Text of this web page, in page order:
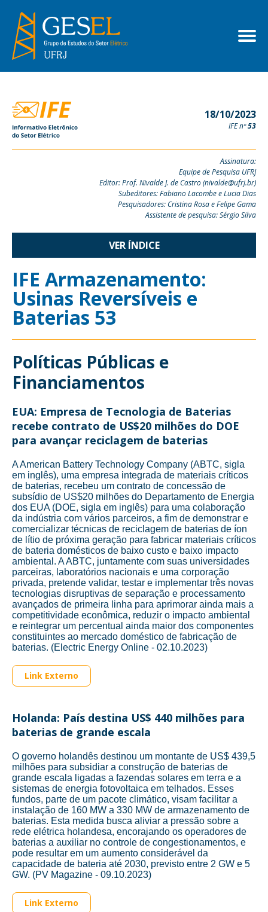
18/10/2023
IFE nº53
Assinatura:
Equipe de Pesquisa UFRJ
Editor: Prof. Nivalde J. de Castro (nivalde@ufrj.br)
Subeditores: Fabiano Lacombe e Lucia Dias
Pesquisadores: Cristina Rosa e Felipe Gama
Assistente de pesquisa: Sérgio Silva
VER ÍNDICE
IFE Armazenamento:
Usinas Reversíveis e
Baterias 53
Políticas Públicas e
Financiamentos
EUA: Empresa de Tecnologia de Baterias
recebe contrato de US$20 milhões do DOE
para avançar reciclagem de baterias
A American Battery Technology Company (ABTC, sigla
em inglês), uma empresa integrada de materiais críticos
de baterias, recebeu um contrato de concessão de
subsídio de US$20 milhões do Departamento de Energia
dos EUA (DOE, sigla em inglês) para uma colaboração
da indústria com vários parceiros, a fim de demonstrar e
comercializar técnicas de reciclagem de baterias de íon
de lítio de próxima geração para fabricar materiais críticos
de bateria domésticos de baixo custo e baixo impacto
ambiental. A ABTC, juntamente com suas universidades
parceiras, laboratórios nacionais e uma corporação
privada, pretende validar, testar e implementar três novas
tecnologias disruptivas de separação e processamento
avançados de primeira linha para aprimorar ainda mais a
competitividade econômica, reduzir o impacto ambiental
e reintegrar um percentual ainda maior dos componentes
constituintes ao mercado doméstico de fabricação de
baterias. (Electric Energy Online - 02.10.2023)
Link Externo
Holanda: País destina US$ 440 milhões para
baterias de grande escala
O governo holandês destinou um montante de US$ 439,5
milhões para subsidiar a construção de baterias de
grande escala ligadas a fazendas solares em terra e a
sistemas de energia fotovoltaica em telhados. Esses
fundos, parte de um pacote climático, visam facilitar a
instalação de 160 MW a 330 MW de armazenamento de
baterias. Esta medida busca aliviar a pressão sobre a
rede elétrica holandesa, encorajando os operadores de
baterias a auxiliar no controle de congestionamentos, e
pode resultar em um aumento considerável da
capacidade de bateria até 2030, previsto entre 2 GW e 5
GW. (PV Magazine - 09.10.2023)
Link Externo